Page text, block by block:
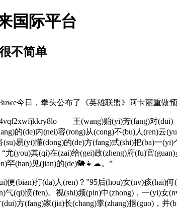
国际平台
不简单
今日，拳头公布了《英雄联盟》阿卡丽重做
王(wang)贻(yi)芳(fang)对(dui)
的(de)内(nei)容(rong)从(cong)不(bu)人(ren)云
易(yi)懂(dong)的(de)方(fang)式(shi)把(ba)一
(you)其(qi)在(zai)给(gei)政(zheng)府(fu)官
罕(han)见(jian)的(de)🐘👧☁。”
(bian)打(da)人(ren)？”95后(hou)女(nv)孩(hai)
气(qi)愤(fen)。视(shi)频(pin)中(zhong)，一(yi)
方(fang)家(jia)长(chang)掌(zhang)掴(guo)，